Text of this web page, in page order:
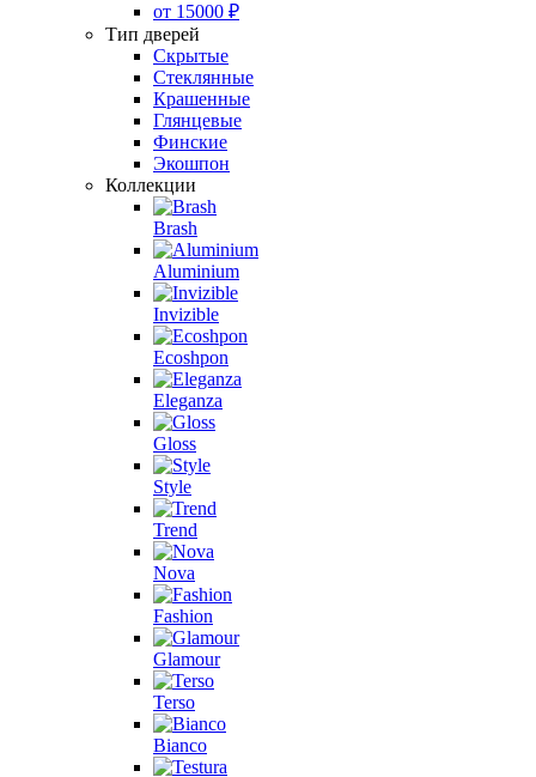
от 15000 ₽
Тип дверей
Скрытые
Стеклянные
Крашенные
Глянцевые
Финские
Экошпон
Коллекции
Brash
Aluminium
Invizible
Ecoshpon
Eleganza
Gloss
Style
Trend
Nova
Fashion
Glamour
Terso
Bianco